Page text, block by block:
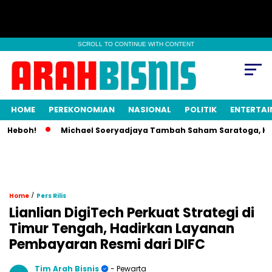
SCROLL TO CONTINUE WITH CONTENT
HOME PEREKONOMIAN NASIONAL POLITIK
Michael Soeryadjaya Tambah Saham Saratoga,
Home / Pers Rilis
Lianlian DigiTech Perkuat Strategi di
Timur Tengah, Hadirkan Layanan
Pembayaran Resmi dari DIFC
Tim Arah Bisnis - Pewarta